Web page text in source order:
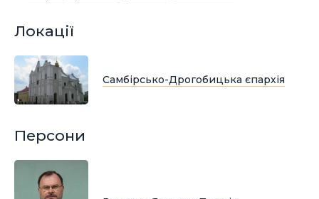
Локації
Самбірсько-Дрогобицька єпархія
Персони